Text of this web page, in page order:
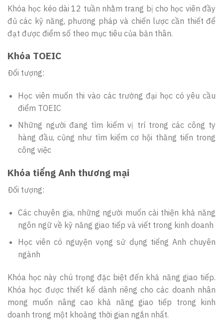
Khóa học kéo dài 12 tuần nhằm trang bị cho học viên đầy
đủ các kỹ năng, phương pháp và chiến lược cần thiết để
đạt được điểm số theo mục tiêu của bản thân.
Khóa TOEIC
Đối tượng:
Học viên muốn thi vào các trường đại học có yêu cầu
điểm TOEIC
Những người đang tìm kiếm vị trí trong các công ty
hàng đầu, cũng như tìm kiếm cơ hội thăng tiến trong
công việc
Khóa tiếng Anh thương mại
Đối tượng:
Các chuyên gia, những người muốn cải thiện khả năng
ngôn ngữ về kỹ năng giao tiếp và viết trong kinh doanh
Học viên có nguyện vọng sử dụng tiếng Anh chuyên
ngành
Khóa học này chú trọng đặc biệt đến khả năng giao tiếp.
Khóa học được thiết kế dành riêng cho các doanh nhân
mong muốn nâng cao khả năng giao tiếp trong kinh
doanh trong một khoảng thời gian ngắn nhất.